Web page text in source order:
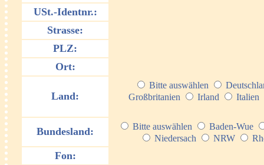
USt.-Identnr.:
Strasse:
PLZ:
Ort:
Land:
Bitte auswählen
Großbritanien
Irland Italien
Bundesland: Bitte auswählen
Baden-Wue
Niedersach
NRW
Fon: